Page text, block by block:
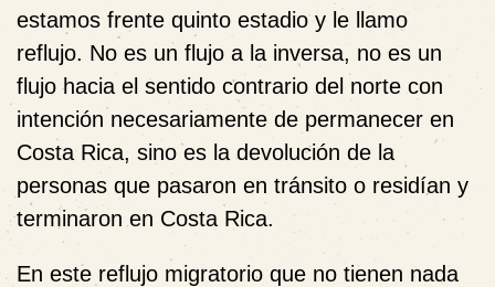
estamos frente quinto estadio y le llamo
reflujo. No es un flujo a la inversa, no es un
flujo hacia el sentido contrario del norte con
intención necesariamente de permanecer en
Costa Rica, sino es la devolución de la
personas que pasaron en tránsito o residían y
terminaron en Costa Rica.
En este reflujo migratorio que no tienen nada